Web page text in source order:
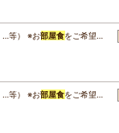
…等） ※お部屋食をご希望…
…等） ※お部屋食をご希望…